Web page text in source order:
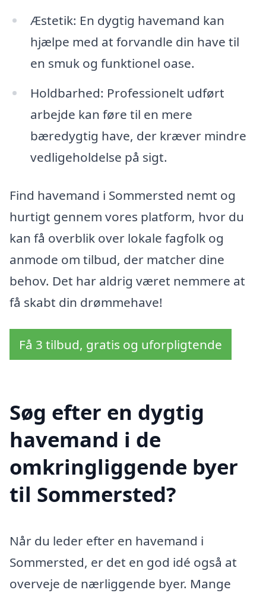
Æstetik: En dygtig havemand kan
hjælpe med at forvandle din have til
en smuk og funktionel oase.
Holdbarhed: Professionelt udført
arbejde kan føre til en mere
bæredygtig have, der kræver mindre
vedligeholdelse på sigt.
Find havemand i Sommersted nemt og
hurtigt gennem vores platform, hvor du
kan få overblik over lokale fagfolk og
anmode om tilbud, der matcher dine
behov. Det har aldrig været nemmere at
få skabt din drømmehave!
Få 3 tilbud, gratis og uforpligtende
Søg efter en dygtig
havemand i de
omkringliggende byer
til Sommersted?
Når du leder efter en havemand i
Sommersted, er det en god idé også at
overveje de nærliggende byer. Mange